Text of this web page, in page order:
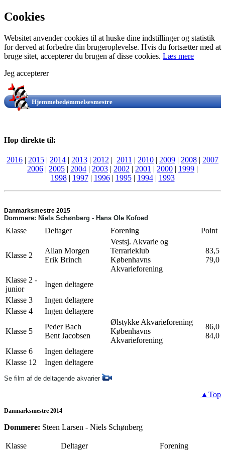
Cookies
Websitet anvender cookies til at huske dine indstillinger og statistik
for derved at forbedre din brugeroplevelse. Hvis du fortsætter med at
bruge sitet, accepterer du brugen af disse cookies. Læs mere
Jeg accepterer
Hjemmebedømmelsesmestre
Hop direkte til:
2016 | 2015 | 2014 | 2013 | 2012 | 2011 | 2010 | 2009 | 2008 | 2007
2006 | 2005 | 2004 | 2003 | 2002 | 2001 | 2000 | 1999 |
1998| 1997| 1996| 1995| 1994| 1993
Danmarksmestre 2015
Dommere: Niels Schønberg - Hans Ole Kofoed
Klasse Deltager Forening Point
Klasse 2
Allan Morgen
Erik Brinch
Vestsj. Akvarie og
Terrarieklub
Københavns
Akvarieforening
83,5
79,0
Klasse 2 -
junior
Ingen deltagere
Klasse 3
Ingen deltagere
Klasse 4
Ingen deltagere
Klasse 5
Peder Bach
Bent Jacobsen
Ølstykke Akvarieforening
Københavns
Akvarieforening
86,0
84,0
Klasse 6
Ingen deltagere
Klasse 12
Ingen deltagere
Se film af de deltagende akvarier
▲Top
Danmarksmestre 2014
Dommere: Steen Larsen - Niels Schønberg
Klasse Deltager Forening